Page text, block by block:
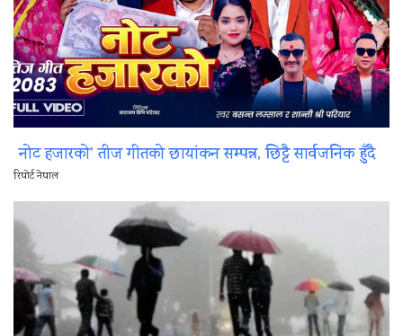
नोट हजारको’ तीज गीतको छायांकन सम्पन्न, छिट्टै सार्वजनिक हुँदै
रिपोर्ट नेपाल